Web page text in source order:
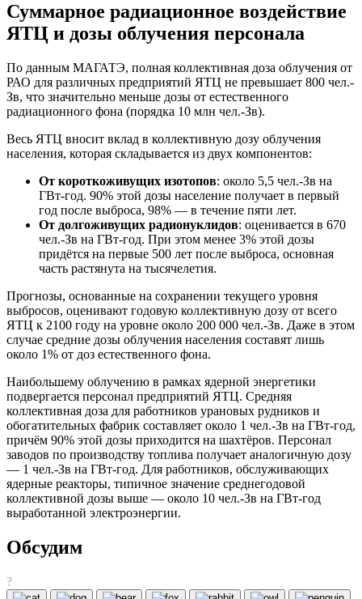
Суммарное радиационное воздействие
ЯТЦ и дозы облучения персонала
По данным МАГАТЭ, полная коллективная доза облучения от
РАО для различных предприятий ЯТЦ не превышает 800 чел.-
Зв, что значительно меньше дозы от естественного
радиационного фона (порядка 10 млн чел.-Зв).
Весь ЯТЦ вносит вклад в коллективную дозу облучения
населения, которая складывается из двух компонентов:
От короткоживущих изотопов: около 5,5 чел.-Зв на
ГВт-год. 90% этой дозы население получает в первый
год после выброса, 98% — в течение пяти лет.
От долгоживущих радионуклидов: оценивается в 670
чел.-Зв на ГВт-год. При этом менее 3% этой дозы
придётся на первые 500 лет после выброса, основная
часть растянута на тысячелетия.
Прогнозы, основанные на сохранении текущего уровня
выбросов, оценивают годовую коллективную дозу от всего
ЯТЦ к 2100 году на уровне около 200 000 чел.-Зв. Даже в этом
случае средние дозы облучения населения составят лишь
около 1% от доз естественного фона.
Наибольшему облучению в рамках ядерной энергетики
подвергается персонал предприятий ЯТЦ. Средняя
коллективная доза для работников урановых рудников и
обогатительных фабрик составляет около 1 чел.-Зв на ГВт-год,
причём 90% этой дозы приходится на шахтёров. Персонал
заводов по производству топлива получает аналогичную дозу
— 1 чел.-Зв на ГВт-год. Для работников, обслуживающих
ядерные реакторы, типичное значение среднегодовой
коллективной дозы выше — около 10 чел.-Зв на ГВт-год
выработанной электроэнергии.
Обсудим
?